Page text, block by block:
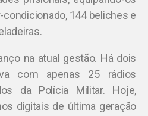
144 beliches e
na atual gestão. Há dois
com apenas 25 rádios
da Polícia Militar. Hoje,
digitais de última geração